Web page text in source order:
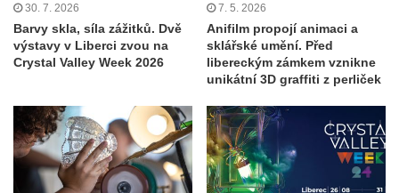
30. 7. 2026
Barvy skla, síla zážitků. Dvě
výstavy v Liberci zvou na
Crystal Valley Week 2026
7. 5. 2026
Anifilm propojí animaci a
sklářské umění. Před
libereckým zámkem vznikne
unikátní 3D graffiti z perliček